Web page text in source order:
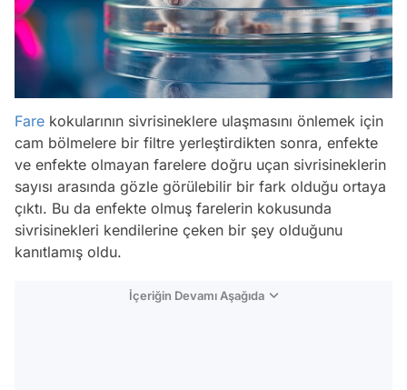
Fare kokularının sivrisineklere ulaşmasını önlemek için
cam bölmelere bir filtre yerleştirdikten sonra, enfekte
ve enfekte olmayan farelere doğru uçan sivrisineklerin
sayısı arasında gözle görülebilir bir fark olduğu ortaya
çıktı. Bu da enfekte olmuş farelerin kokusunda
sivrisinekleri kendilerine çeken bir şey olduğunu
kanıtlamış oldu.
İçeriğin Devamı Aşağıda